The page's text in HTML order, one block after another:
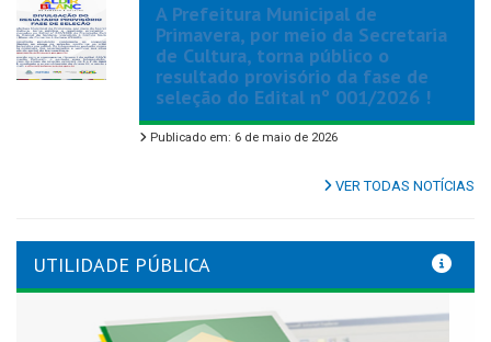
A Prefeitura Municipal de
Primavera, por meio da Secretaria
de Cultura, torna público o
resultado provisório da fase de
seleção do Edital nº 001/2026 !
Publicado em: 6 de maio de 2026
VER TODAS NOTÍCIAS
UTILIDADE PÚBLICA